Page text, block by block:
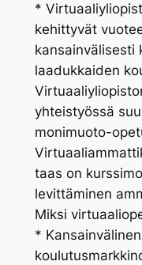
*
kehittyvät
kansainvälisesti
laadukkaiden
yhteistyössä
monimuoto-
taas on
levittäminen
Miksi
*